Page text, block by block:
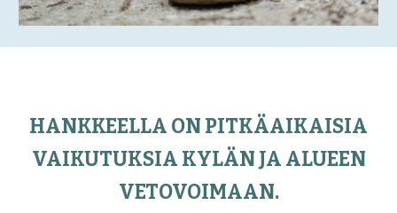
HANKKEELLA ON PITKÄAIKAISIA
VAIKUTUKSIA KYLÄN JA ALUEEN
VETOVOIMAAN.